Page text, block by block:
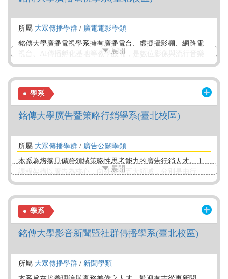
所屬 大眾傳播學群 / 廣電電影學類
銘傳大學廣播電視學系擁有廣播電台、虛擬攝影棚、網路電
視台、AI傳播孵化基地等教學設備，是數位影像與流行音樂
的人才重鎮。教學內容以實戰出發，培育同學掌握劇情片、
用各種媒體說好故事且具備市場分析能力。
展開
學系
銘傳大學廣告暨策略行銷學系(臺北校區)
所屬 大眾傳播學群 / 廣告公關學類
本系為培養具備跨領域策略性思考能力的廣告行銷人才。 1..
課程架構以廣告為核心，向外延伸五大領域，分別是由行
銷、公關、品牌、創意及消費者洞悉的角度來設計相關課
告創造與想像力開發」、「視覺傳播與敘事設計」、「數位
應用與社群經營」能力。
展開
學系
銘傳大學影音新聞暨社群傳播學系(臺北校區)
所屬 大眾傳播學群 / 新聞學類